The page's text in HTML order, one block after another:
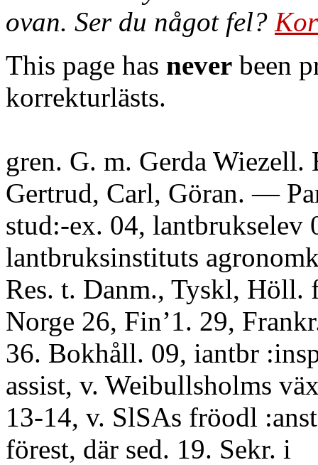
ovan. Ser du något fel?
This page has never been
korrekturlästs.
gren. G. m. Gerda Wiezell.
Gertrud, Carl, Göran. —
stud:-ex. 04, lantbrukselev
lantbruksinstituts
Res. t. Danm., Tyskl, Höll.
Norge 26, Fin’1. 29,
36. Bokhåll. 09, iantbr
assist, v. Weibullsholms
13-14, v. SlSAs fröodl
förest, där sed. 19. Sekr. i